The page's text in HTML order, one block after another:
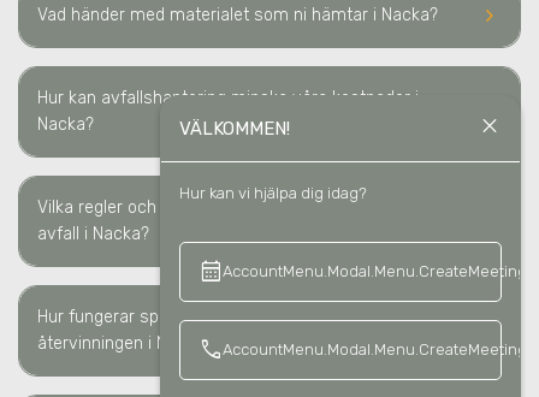
VÄLKOMMEN! close
Hur kan vi hjälpa dig idag?
calendar_monthAccountMenu.Modal.Menu.CreateMeeting
call
keyboard_arrow_right
Vad händer med materialet som ni hämtar i Nacka?
keyboard_arrow_right
Hur kan avfallshantering minska våra kostnader i
Nacka?
Vilka regler och lagkrav måste vi följa för sortering av
avfall i Nacka?
keyboard_arrow_right
Hur fungerar spårbarheten av avfallshanteringen/
återvinningen i Nacka?